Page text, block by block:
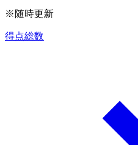
※随時更新
得点総数